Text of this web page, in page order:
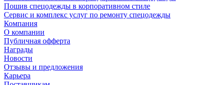
Пошив спецодежды в корпоративном стиле
Сервис и комплекс услуг по ремонту спецодежды
Компания
О компании
Публичная офферта
Награды
Новости
Отзывы и предложения
Карьера